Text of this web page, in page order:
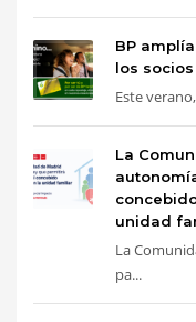
BP
los socios
Este
La
unidad
La
pa...